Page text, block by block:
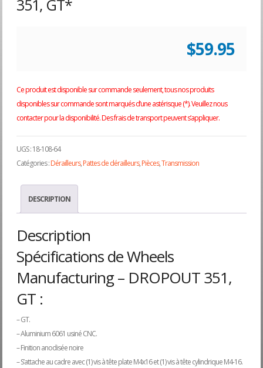
351, GT*
$59.95
Ce produit est disponible sur commande seulement, tous nos produits
disponibles sur commande sont marqués d’une astérisque (*). Veuillez nous
contacter pour la disponibilité. Des frais de transport peuvent s’appliquer.
UGS :18-108-64
Catégories :Dérailleurs,Pattes de dérailleurs,Pièces,Transmission
DESCRIPTION
Description
Spécifications de Wheels
Manufacturing – DROPOUT 351,
GT :
– GT.
– Aluminium 6061 usiné CNC.
– Finition anodisée noire
– S’attache au cadre avec (1) vis à tête plate M4x16 et (1) vis à tête cylindrique M4-16.